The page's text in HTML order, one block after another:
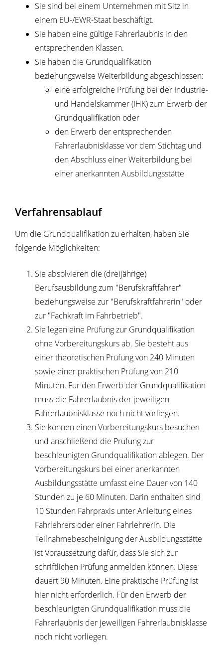
Sie sind bei einem Unternehmen mit Sitz in
einem EU-/EWR-Staat beschäftigt.
Sie haben eine gültige Fahrerlaubnis in den
entsprechenden Klassen.
Sie haben die Grundqualifikation
beziehungsweise Weiterbildung abgeschlossen:
eine erfolgreiche Prüfung bei der Industrie-
und Handelskammer(IHK) zum Erwerb der
Grundqualifikation oder
den Erwerb der entsprechenden
Fahrerlaubnisklasse vor dem Stichtag und
den Abschluss einer Weiterbildung bei
einer anerkannten Ausbildungsstätte
Verfahrensablauf
Um die Grundqualifikation zu erhalten, haben Sie
folgende Möglichkeiten:
Sie absolvieren die (dreijährige)
Berufsausbildung zum "Berufskraftfahrer"
beziehungsweise zur "Berufskraftfahrerin" oder
zur "Fachkraft im Fahrbetrieb".
Sie legen eine Prüfung zur Grundqualifikation
ohne Vorbereitungskurs ab. Sie besteht aus
einer theoretischen Prüfung von 240 Minuten
sowie einer praktischen Prüfung von 210
Minuten. Für den Erwerb der Grundqualifikation
muss die Fahrerlaubnis der jeweiligen
Fahrerlaubnisklasse noch nicht vorliegen.
Sie können einen Vorbereitungskurs besuchen
und anschließend die Prüfung zur
beschleunigten Grundqualifikation ablegen. Der
Vorbereitungskurs bei einer anerkannten
Ausbildungsstätte umfasst eine Dauer von 140
Stunden zu je 60 Minuten. Darin enthalten sind
10 Stunden Fahrpraxis unter Anleitung eines
Fahrlehrers oder einer Fahrlehrerin. Die
Teilnahmebescheinigung der Ausbildungsstätte
ist Voraussetzung dafür, dass Sie sich zur
schriftlichen Prüfung anmelden können. Diese
dauert 90 Minuten. Eine praktische Prüfung ist
hier nicht erforderlich. Für den Erwerb der
beschleunigten Grundqualifikation muss die
Fahrerlaubnis der jeweiligen Fahrerlaubnisklasse
noch nicht vorliegen.